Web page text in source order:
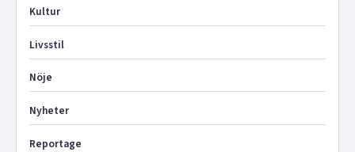
Kultur
Livsstil
Nöje
Nyheter
Reportage